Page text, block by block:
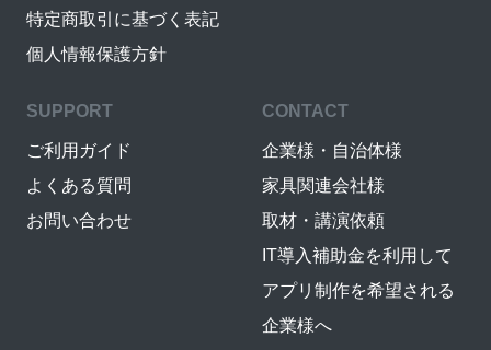
特定商取引に基づく表記
個人情報保護方針
SUPPORT
ご利用ガイド
よくある質問
お問い合わせ
CONTACT
企業様・自治体様
家具関連会社様
取材・講演依頼
IT導入補助金を利用して
アプリ制作を希望される
企業様へ